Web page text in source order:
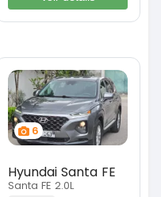
6
Hyundai Santa FE
Santa FE 2.0L